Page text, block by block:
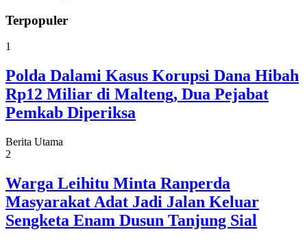
Terpopuler
1
Polda Dalami Kasus Korupsi Dana Hibah
Rp12 Miliar di Malteng, Dua Pejabat
Pemkab Diperiksa
Berita Utama
2
Warga Leihitu Minta Ranperda
Masyarakat Adat Jadi Jalan Keluar
Sengketa Enam Dusun Tanjung Sial